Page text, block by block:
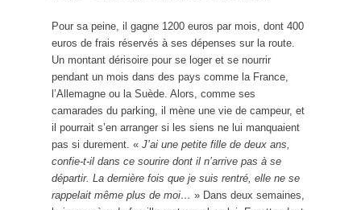
Pour sa peine, il gagne 1200 euros par mois, dont 400
euros de frais réservés à ses dépenses sur la route.
Un montant dérisoire pour se loger et se nourrir
pendant un mois dans des pays comme la France,
l’Allemagne ou la Suède. Alors, comme ses
camarades du parking, il mène une vie de campeur, et
il pourrait s’en arranger si les siens ne lui manquaient
pas si durement. « J’ai une petite fille de deux ans,
confie-t-il dans ce sourire dont il n’arrive pas à se
départir. La dernière fois que je suis rentré, elle ne se
rappelait même plus de moi… » Dans deux semaines,